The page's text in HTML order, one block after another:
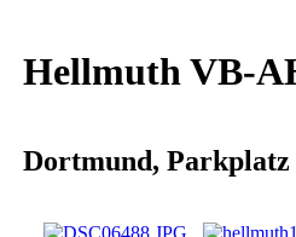
Hellmuth VB-
Dortmund,